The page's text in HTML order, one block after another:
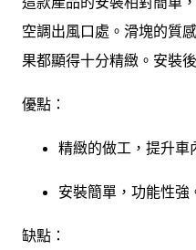
空調出風口處。滑塊的質
果都顯得十分精緻。安裝
優點：
精緻的做工，提升車
安裝簡單，功能性強
缺點：